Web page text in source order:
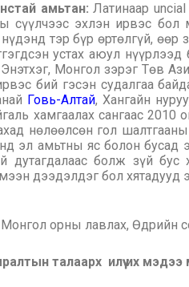
амьтан:Латинаар
сүүлчээс эхлэн ирвэс бол
тэр бүр өртөлгүй, өөр
устах аюул
Монгол зэрэг Төв
бий гэсэн судалгаа
Говь-Алтай, Хангайн
хамгаалах сангаас 2010
нөлөөлсөн гол
эл амьтны яс болон бусад
дутагдалаас болж зүй бус
дээдэлдэг бол хятадууд
орны лавлах, Өдрийн
талаарх илүү их